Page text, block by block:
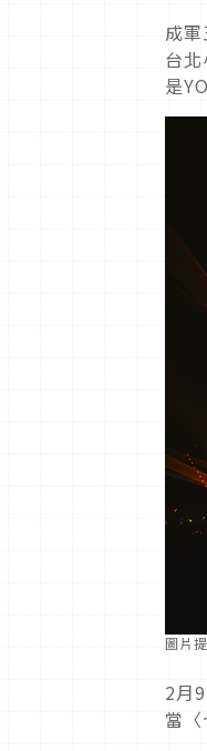
成
台
是
圖片
2月
當